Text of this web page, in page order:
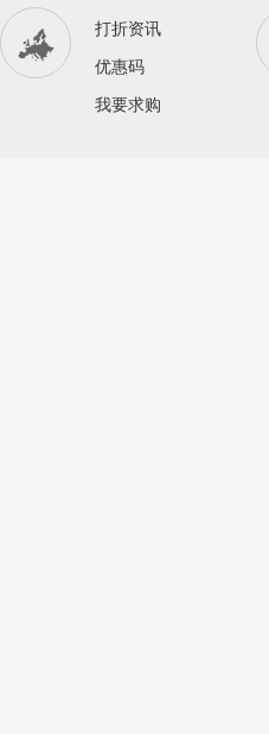

打折资讯
优惠码
我要求购